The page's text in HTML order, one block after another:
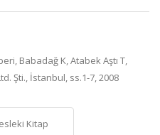
Babadağ K, Atabek Aştı T,
Şti., İstanbul, ss.1-7, 2008
Kitap